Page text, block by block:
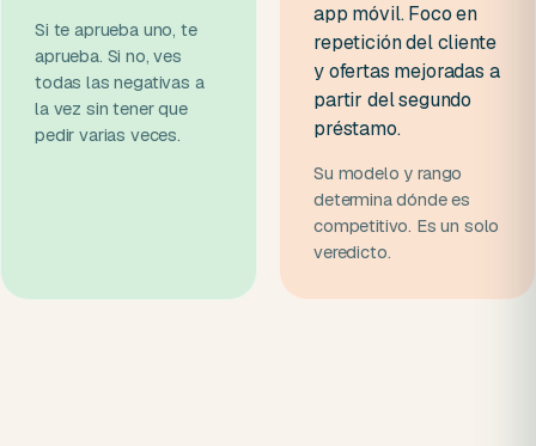
Si te aprueba uno, te
aprueba. Si no, ves
todas las negativas a
la vez sin tener que
pedir varias veces.
app móvil. Foco en
repetición del cliente
y ofertas mejoradas a
partir del segundo
préstamo.
Su modelo y rango
determina dónde es
competitivo. Es un solo
veredicto.